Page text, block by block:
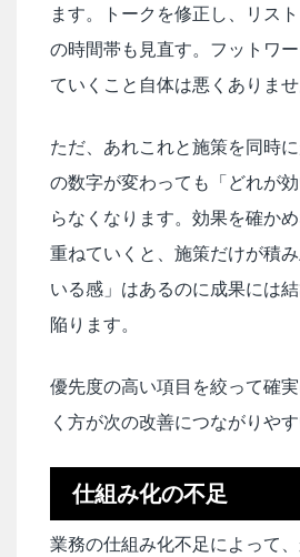
ます。トークを修正し、リス
の時間帯も見直す。フットワ
ていくこと自体は悪くありませ
ただ、あれこれと施策を同時
の数字が変わっても「どれが
らなくなります。効果を確か
重ねていくと、施策だけが積
いる感」はあるのに成果には
陥ります。
優先度の高い項目を絞って確
く方が次の改善につながりやす
仕組み化の不足
業務の仕組み化不足によって